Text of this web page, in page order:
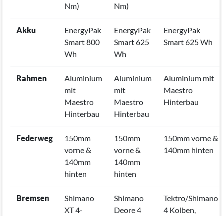
Nm)
Nm)
Akku
EnergyPak
Smart 800
Wh
EnergyPak
Smart 625
Wh
EnergyPak
Smart 625 Wh
Rahmen
Aluminium
mit
Maestro
Hinterbau
Aluminium
mit
Maestro
Hinterbau
Aluminium mit
Maestro
Hinterbau
Federweg
150mm
vorne &
140mm
hinten
150mm
vorne &
140mm
hinten
150mm vorne &
140mm hinten
Bremsen
Shimano
XT 4-
Shimano
Deore 4
Tektro/Shimano
4 Kolben,